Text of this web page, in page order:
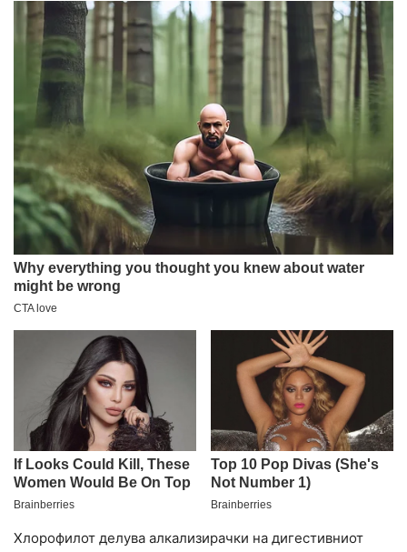
Хлорофилот делува алкализирачки на дигестивниот